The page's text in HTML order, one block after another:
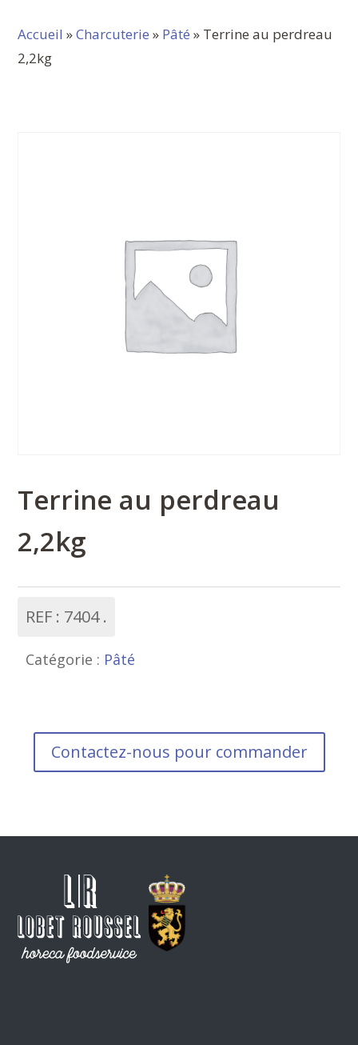
Accueil »Charcuterie » Pâté » Terrine au perdreau
2,2kg
Terrine au perdreau
2,2kg
REF : 7404
Catégorie : Pâté
Contactez-nous pour commander